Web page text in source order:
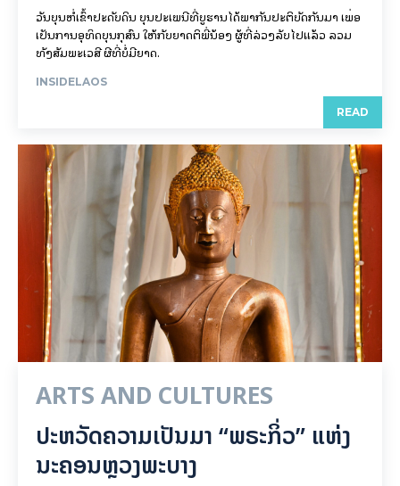
ວັນບຸນຫໍ່ເຂົ້າປະດັບດິນ ບຸນປະເພນີທີ່ບູຮານໄດ້ພາກັນປະຕິບັດກັນມາ ເພື່ອ
ເປັນການອຸທິດບຸນກຸສົນ ໃຫ້ກັບຍາດຕິພີ່ນ້ອງ ຜູ້ທີ່ລ່ວງລັບໄປແລ້ວ ລວມ
ທັງສັມພະເວສີ ຜີທີ່ບໍ່ມີຍາດ.
INSIDELAOS
READ
ARTS AND CULTURES
ປະຫວັດຄວາມເປັນມາ “ພຣະກິ່ວ” ແຫ່ງ
ນະຄອນຫຼວງພະບາງ